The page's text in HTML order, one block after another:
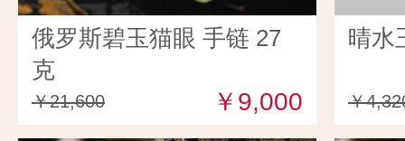
俄罗斯碧玉猫眼 手链 27
克
￥21,600 ￥9,000
晴水
￥